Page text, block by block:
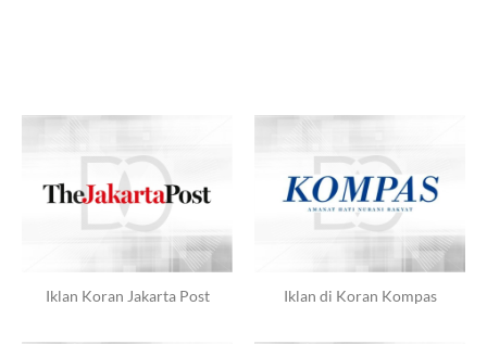
Iklan Koran Jakarta Post Iklan di Koran Kompas